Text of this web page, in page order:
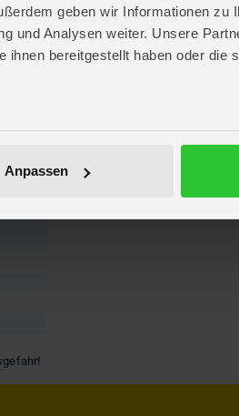
geben wir Informationen zu
und Analysen weiter. Unsere
bereitgestellt haben oder die
Anpassen